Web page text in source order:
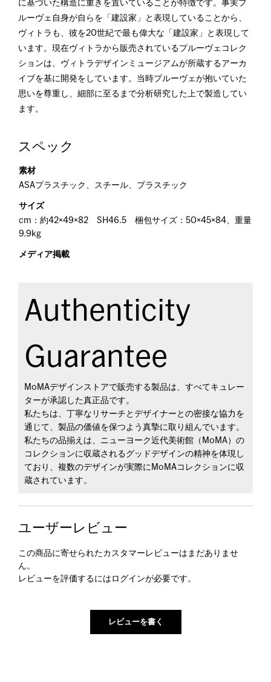
に基づいた構造に重きを置いていることが特徴です。事実プ
ルーヴェ自身が自らを「建設家」と表現していることから、
ヴィトラも、彼を20世紀で最も偉大な「建設家」と表現して
います。現在ヴィトラから販売されているプルーヴェコレク
ションは、ヴィトラデザインミュージアムが所蔵するアーカ
イブを基に開発をしています。当時プルーヴェが抱いていた
思いを尊重し、細部に至るまで分析研究した上で製造してい
ます。
スペック
素材
ASAプラスチック、スチール、プラスチック
サイズ
cm：約42×49×82 SH46.5 梱包サイズ：50×45×84、重量
9.9kg
メディア掲載
Authenticity
Guarantee
MoMAデザインストアで販売する製品は、すべてキュレー
ターが承認した真正品です。
私たちは、丁寧なリサーチとデザイナーとの密接な協力を
通じて、製品の価値を保つよう真摯に取り組んでいます。
私たちの品揃えは、ニューヨーク近代美術館（MoMA）の
コレクションに収蔵されるグッドデザインの精神を体現し
ており、複数のデザインが実際にMoMAコレクションに収
蔵されています。
ユーザーレビュー
この商品に寄せられたカスタマーレビューはまだありませ
ん。
レビューを評価するには ログインが必要です。